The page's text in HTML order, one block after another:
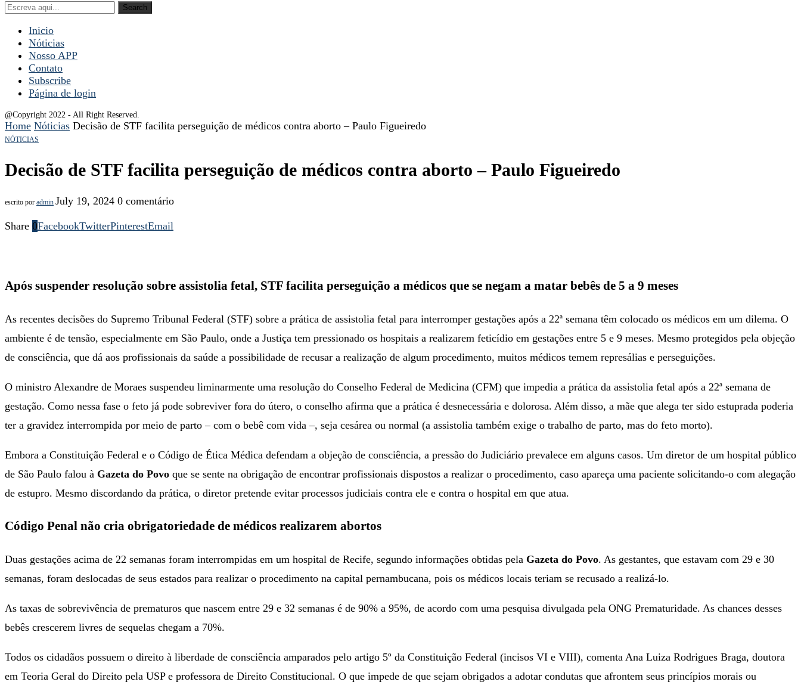
Search
Inicio
Nóticias
Nosso APP
Contato
Subscribe
Página de login
@Copyright 2022 - All Right Reserved.
Home Nóticias Decisão de STF facilita perseguição de médicos contra aborto – Paulo Figueiredo
NÓTICIAS
Decisão de STF facilita perseguição de médicos contra aborto – Paulo Figueiredo
escrito por admin July 19, 2024 0 comentário
Share 0FacebookTwitterPinterestEmail
Após suspender resolução sobre assistolia fetal, STF facilita perseguição a médicos que se negam a matar bebês de 5 a 9 meses
As recentes decisões do Supremo Tribunal Federal (STF) sobre a prática de assistolia fetal para interromper gestações após a 22ª semana têm colocado os médicos em um dilema. O
ambiente é de tensão, especialmente em São Paulo, onde a Justiça tem pressionado os hospitais a realizarem feticídio em gestações entre 5 e 9 meses. Mesmo protegidos pela objeção
de consciência, que dá aos profissionais da saúde a possibilidade de recusar a realização de algum procedimento, muitos médicos temem represálias e perseguições.
O ministro Alexandre de Moraes suspendeu liminarmente uma resolução do Conselho Federal de Medicina (CFM) que impedia a prática da assistolia fetal após a 22ª semana de
gestação. Como nessa fase o feto já pode sobreviver fora do útero, o conselho afirma que a prática é desnecessária e dolorosa. Além disso, a mãe que alega ter sido estuprada poderia
ter a gravidez interrompida por meio de parto – com o bebê com vida –, seja cesárea ou normal (a assistolia também exige o trabalho de parto, mas do feto morto).
Embora a Constituição Federal e o Código de Ética Médica defendam a objeção de consciência, a pressão do Judiciário prevalece em alguns casos. Um diretor de um hospital público
de São Paulo falou à Gazeta do Povo que se sente na obrigação de encontrar profissionais dispostos a realizar o procedimento, caso apareça uma paciente solicitando-o com alegação
de estupro. Mesmo discordando da prática, o diretor pretende evitar processos judiciais contra ele e contra o hospital em que atua.
Código Penal não cria obrigatoriedade de médicos realizarem abortos
Duas gestações acima de 22 semanas foram interrompidas em um hospital de Recife, segundo informações obtidas pela Gazeta do Povo. As gestantes, que estavam com 29 e 30
semanas, foram deslocadas de seus estados para realizar o procedimento na capital pernambucana, pois os médicos locais teriam se recusado a realizá-lo.
As taxas de sobrevivência de prematuros que nascem entre 29 e 32 semanas é de 90% a 95%, de acordo com uma pesquisa divulgada pela ONG Prematuridade. As chances desses
bebês crescerem livres de sequelas chegam a 70%.
Todos os cidadãos possuem o direito à liberdade de consciência amparados pelo artigo 5º da Constituição Federal (incisos VI e VIII), comenta Ana Luiza Rodrigues Braga, doutora
em Teoria Geral do Direito pela USP e professora de Direito Constitucional. O que impede de que sejam obrigados a adotar condutas que afrontem seus princípios morais ou